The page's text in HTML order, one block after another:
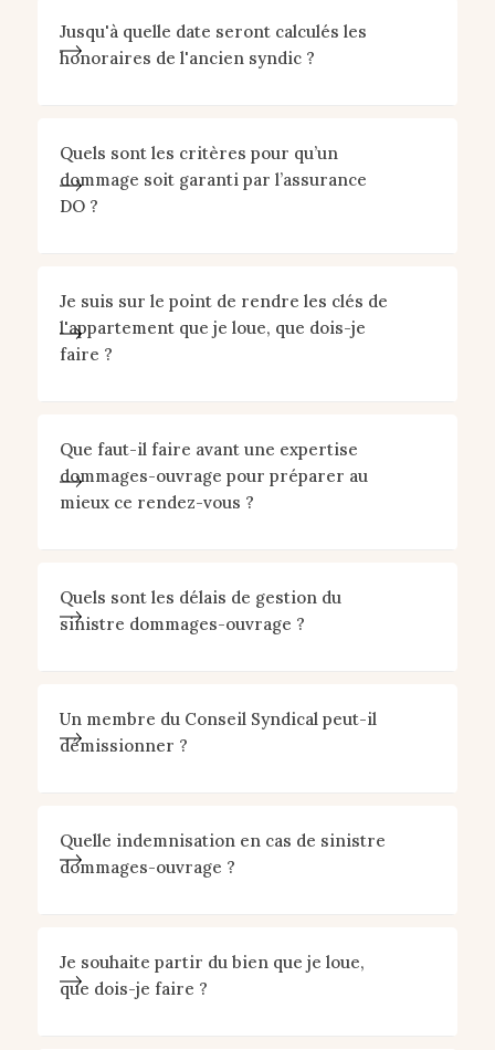
Jusqu'à quelle date seront calculés les
honoraires de l'ancien syndic ?
Quels sont les critères pour qu’un
dommage soit garanti par l’assurance
DO ?
Je suis sur le point de rendre les clés de
l'appartement que je loue, que dois-je
faire ?
Que faut-il faire avant une expertise
dommages-ouvrage pour préparer au
mieux ce rendez-vous ?
Quels sont les délais de gestion du
sinistre dommages-ouvrage ?
Un membre du Conseil Syndical peut-il
démissionner ?
Quelle indemnisation en cas de sinistre
dommages-ouvrage ?
Je souhaite partir du bien que je loue,
que dois-je faire ?